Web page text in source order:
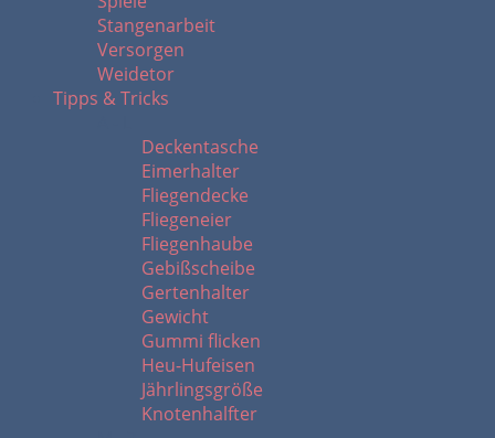
Stangenarbeit
Versorgen
Weidetor
Tipps & Tricks
Deckentasche
Eimerhalter
Fliegendecke
Fliegeneier
Fliegenhaube
Gebißscheibe
Gertenhalter
Gewicht
Gummi flicken
Heu-Hufeisen
Jährlingsgröße
Knotenhalfter